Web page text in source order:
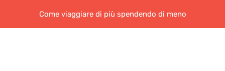
Come viaggiare di più spendendo di meno